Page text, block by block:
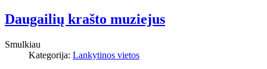
Daugailių krašto muziejus
Smulkiau
Kategorija: Lankytinos vietos